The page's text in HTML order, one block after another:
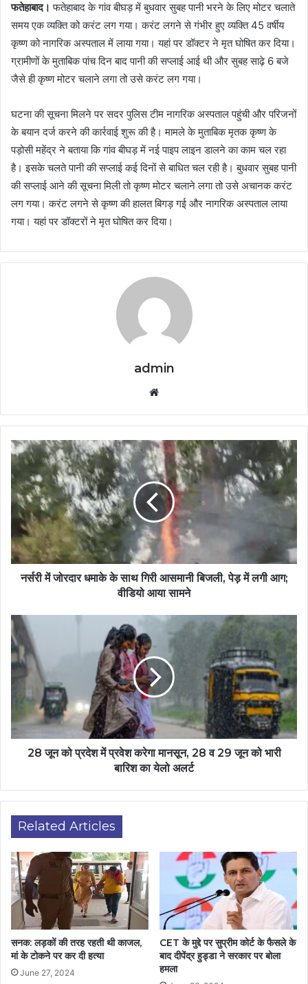
फतेहाबाद। फतेहाबाद के गांव बीघड़ में बुधवार सुबह पानी भरने के लिए मोटर चलाते
समय एक व्यक्ति को करंट लग गया। करंट लगने से गंभीर हुए व्यक्ति 45 वर्षीय
कृष्ण को नागरिक अस्पताल में लाया गया। यहां पर डॉक्टर ने मृत घोषित कर दिया।
ग्रामीणों के मुताबिक पांच दिन बाद पानी की सप्लाई आई थी और सुबह साढ़े 6 बजे
जैसे ही कृष्ण मोटर चलाने लगा तो उसे करंट लग गया।
घटना की सूचना मिलने पर सदर पुलिस टीम नागरिक अस्पताल पहुंची और परिजनों
के बयान दर्ज करने की कार्रवाई शुरू की है। मामले के मुताबिक मृतक कृष्ण के
पड़ोसी महेंद्र ने बताया कि गांव बीघड़ में नई पाइप लाइन डालने का काम चल रहा
है। इसके चलते पानी की सप्लाई कई दिनों से बाधित चल रही है। बुधवार सुबह पानी
की सप्लाई आने की सूचना मिली तो कृष्ण मोटर चलाने लगा तो उसे अचानक करंट
लग गया। करंट लगने से कृष्ण की हालत बिगड़ गई और नागरिक अस्पताल लाया
गया। यहां पर डॉक्टरों ने मृत घोषित कर दिया।
admin
नर्सरी में जोरदार धमाके के साथ गिरी आसमानी बिजली, पेड़ में लगी आग;
वीडियो आया सामने
28 जून को प्रदेश में प्रवेश करेगा मानसून, 28 व 29 जून को भारी
बारिश का येलो अलर्ट
Related Articles
सनक: लड़कों की तरह रहती थी काजल,
मां के टोकने पर कर दी हत्या
June 27, 2024
CET के मुद्दे पर सुप्रीम कोर्ट के फैसले के
बाद दीपेंद्र हुड्डा ने सरकार पर बोला
हमला